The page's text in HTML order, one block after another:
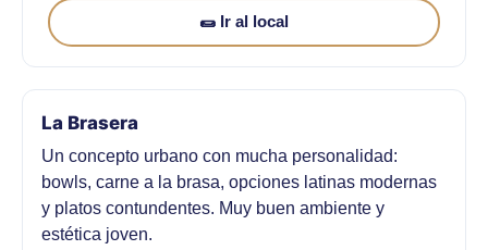
🌯 Ir al local
La Brasera
Un concepto urbano con mucha personalidad:
bowls, carne a la brasa, opciones latinas modernas
y platos contundentes. Muy buen ambiente y
estética joven.